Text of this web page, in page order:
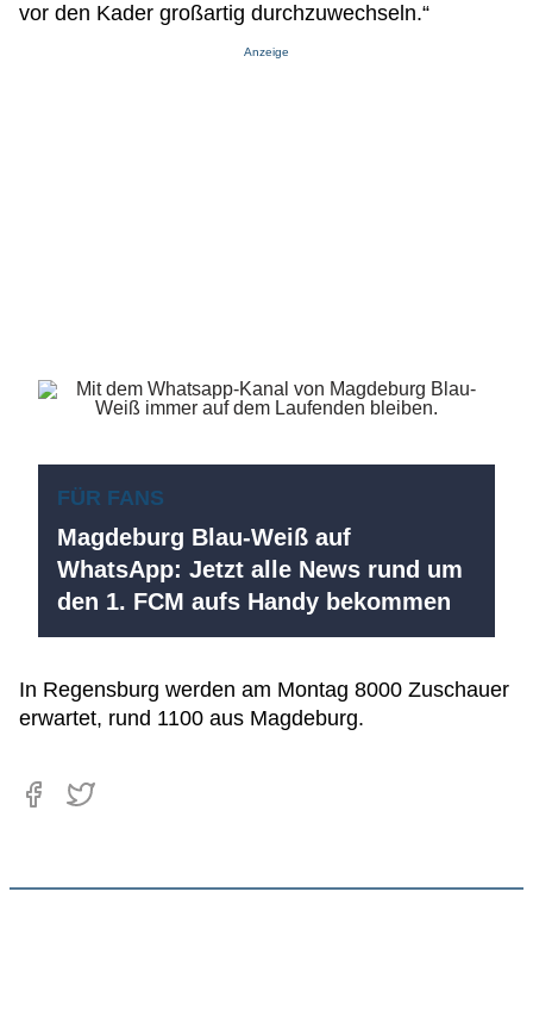
vor den Kader großartig durchzuwechseln.“
Anzeige
FÜR FANS
Magdeburg Blau-Weiß auf
WhatsApp: Jetzt alle News rund um
den 1. FCM aufs Handy bekommen
In Regensburg werden am Montag 8000 Zuschauer
erwartet, rund 1100 aus Magdeburg.